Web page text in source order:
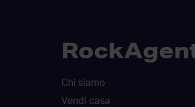
Chi siamo
Vendi casa